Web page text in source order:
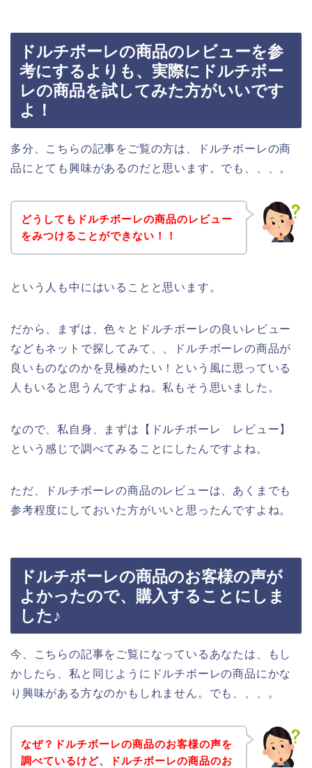
ドルチボーレの商品のレビューを参
考にするよりも、実際にドルチボー
レの商品を試してみた方がいいです
よ！
多分、こちらの記事をご覧の方は、ドルチボーレの商
品にとても興味があるのだと思います。でも、、、。
どうしてもドルチボーレの商品のレビュー
をみつけることができない！！
という人も中にはいることと思います。
だから、まずは、色々とドルチボーレの良いレビュー
などもネットで探してみて、、ドルチボーレの商品が
良いものなのかを見極めたい！という風に思っている
人もいると思うんですよね。私もそう思いました。
なので、私自身、まずは【ドルチボーレ レビュー】
という感じで調べてみることにしたんですよね。
ただ、ドルチボーレの商品のレビューは、あくまでも
参考程度にしておいた方がいいと思ったんですよね。
ドルチボーレの商品のお客様の声が
よかったので、購入することにしま
した♪
今、こちらの記事をご覧になっているあなたは、もし
かしたら、私と同じようにドルチボーレの商品にかな
り興味がある方なのかもしれません。でも、、、。
なぜ？ドルチボーレの商品のお客様の声を
調べているけど、ドルチボーレの商品のお